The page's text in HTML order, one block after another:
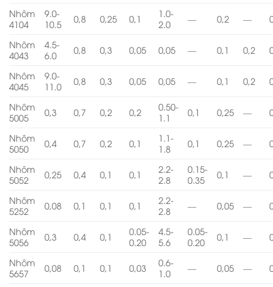
Nhôm
4104
9.0-
10.5
0,8 0,25 0,1
1.0-
2.0
— 0,2 —
Nhôm
4043
4.5-
6.0
0,8 0,3 0,05 0,05 — 0,1 0,2
Nhôm
4045
9.0-
11.0
0,8 0,3 0,05 0,05 — 0,1 0,2
Nhôm
5005
0,3 0,7 0,2 0,2
0.50-
1.1
0,1 0,25 —
Nhôm
5050
0,4 0,7 0,2 0,1
1.1-
1.8
0,1 0,25 —
Nhôm
5052
0,25 0,4 0,1 0,1
2.2-
2.8
0.15-
0.35
0,1 —
Nhôm
5252
0,08 0,1 0,1 0,1
2.2-
2.8
— 0,05 —
Nhôm
5056
0,3 0,4 0,1
0.05-
0.20
4.5-
5.6
0.05-
0.20
0,1 —
Nhôm
5657
0,08 0,1 0,1 0,03
0.6-
1.0
— 0,05 —